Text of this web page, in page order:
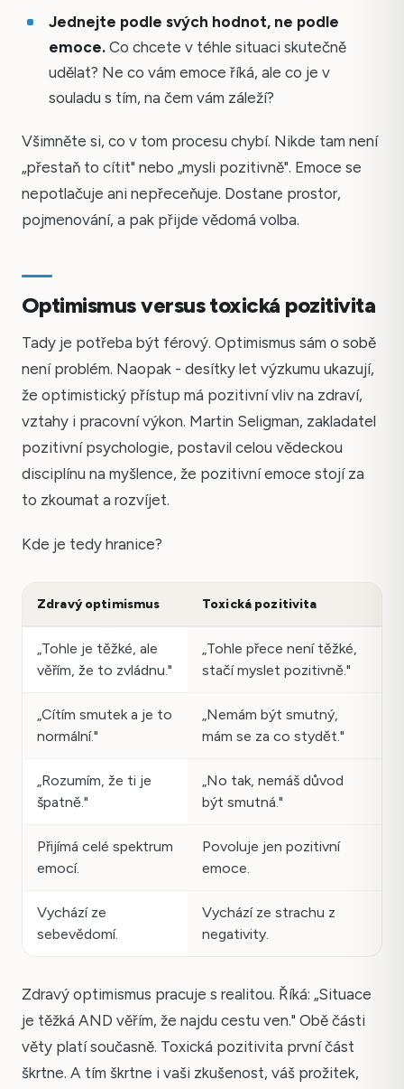
Jednejte podle svých hodnot, ne podle
emoce.Co chcete v téhle situaci skutečně
udělat? Ne co vám emoce říká, ale co je v
souladu s tím, na čem vám záleží?
Všimněte si, co v tom procesu chybí. Nikde tam není
„přestaň to cítit" nebo „mysli pozitivně". Emoce se
nepotlačuje ani nepřeceňuje. Dostane prostor,
pojmenování, a pak přijde vědomá volba.
Optimismus versus toxická pozitivita
Tady je potřeba být férový. Optimismus sám o sobě
není problém. Naopak - desítky let výzkumu ukazují,
že optimistický přístup má pozitivní vliv na zdraví,
vztahy i pracovní výkon. Martin Seligman, zakladatel
pozitivní psychologie, postavil celou vědeckou
disciplínu na myšlence, že pozitivní emoce stojí za
to zkoumat a rozvíjet.
Kde je tedy hranice?
Zdravý optimismus Toxická pozitivita
„Tohle je těžké, ale
věřím, že to zvládnu."
„Tohle přece není těžké,
stačí myslet pozitivně."
„Cítím smutek a je to
normální."
„Nemám být smutný,
mám se za co stydět."
„Rozumím, že ti je
špatně."
„No tak, nemáš důvod
být smutná."
Přijímá celé spektrum
emocí.
Povoluje jen pozitivní
emoce.
Vychází ze
sebevědomí.
Vychází ze strachu z
negativity.
Zdravý optimismus pracuje s realitou. Říká: „Situace
je těžká AND věřím, že najdu cestu ven." Obě části
věty platí současně. Toxická pozitivita první část
škrtne. A tím škrtne i vaši zkušenost, váš prožitek,